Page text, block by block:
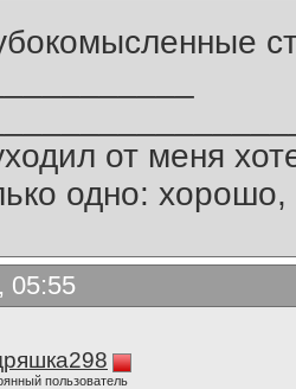
от меня
одно:
05:55
пользователь